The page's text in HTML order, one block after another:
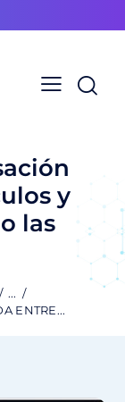
y
las
...
ENTRE...